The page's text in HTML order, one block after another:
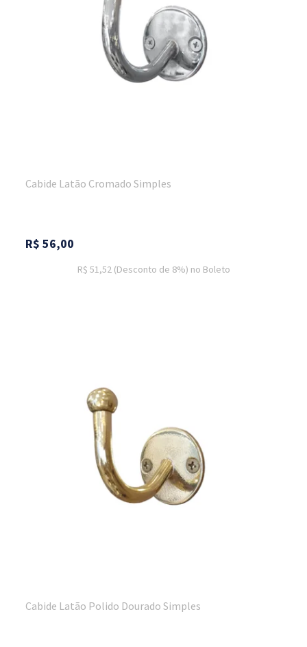
Cabide Latão Cromado Simples
R$ 56,00
R$ 51,52 (Desconto de 8%) no Boleto
Cabide Latão Polido Dourado Simples